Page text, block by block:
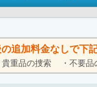
の追加料金なしで下
貴重品の捜索 不要品